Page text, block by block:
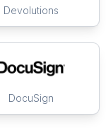
Devolutions
DocuSign